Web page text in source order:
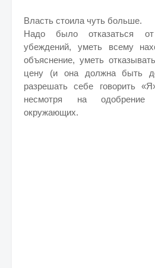
Власть стоила чуть больше.
Надо было отказаться
убеждений, уметь всему
объяснение, уметь
цену (и она должна быть
разрешать себе говорить
несмотря на одобрение
окружающих.